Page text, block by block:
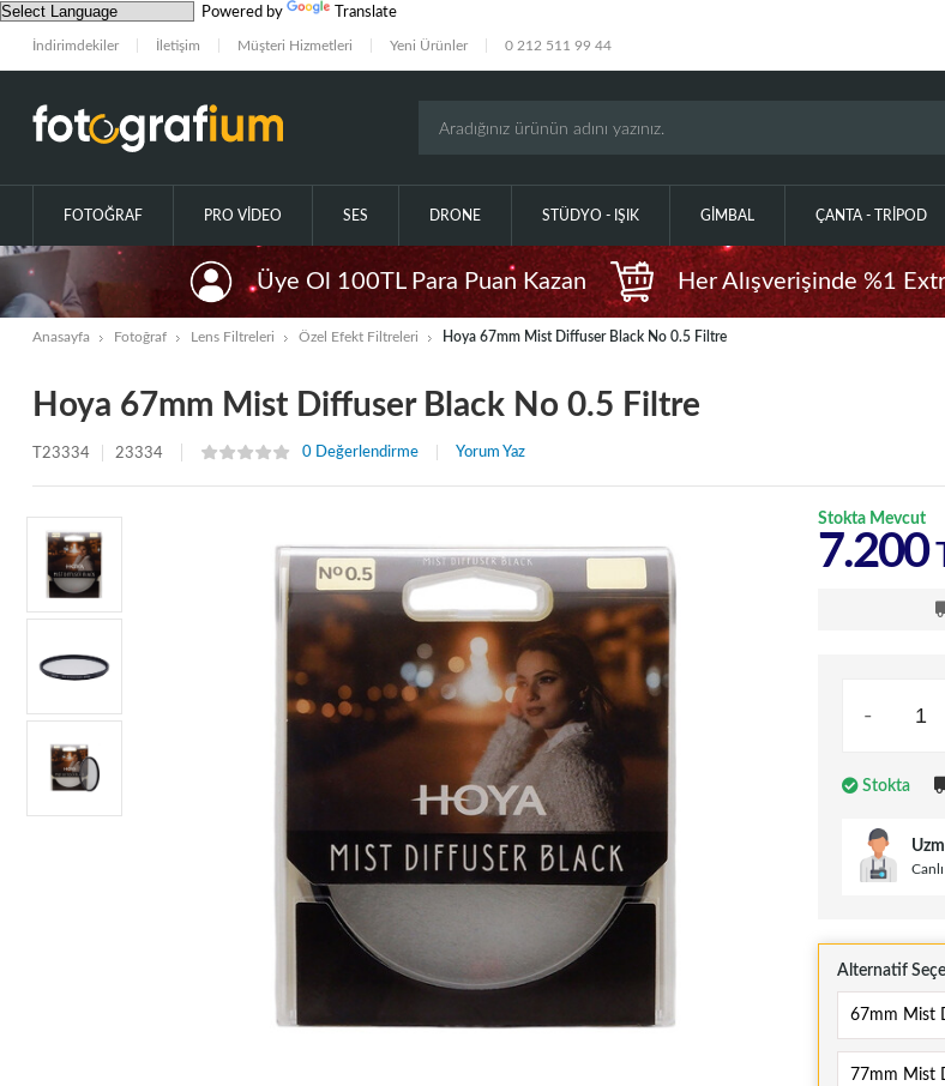
Powered by Translate
İndirimdekiler İletişim Müşteri Hizmetleri Yeni Ürünler 0 212 511 99 44
FOTOĞRAF PRO VIDEO SES DRONE STÜDYO - IŞIK GIMBAL ÇANTA - TRIPOD
Üye Ol 100TL Para Puan Kazan Her Alışverişinde %1
Anasayfa Fotoğraf Lens Filtreleri Özel Efekt Filtreleri Hoya 67mm Mist Diffuser Black No 0.5 Filtre
Hoya 67mm Mist Diffuser Black No 0.5 Filtre
T23334 23334 0 Değerlendirme Yorum Yaz
Stokta Mevcut
7.200
-
Stokta
Alternatif
67mm Mist
77mm Mist